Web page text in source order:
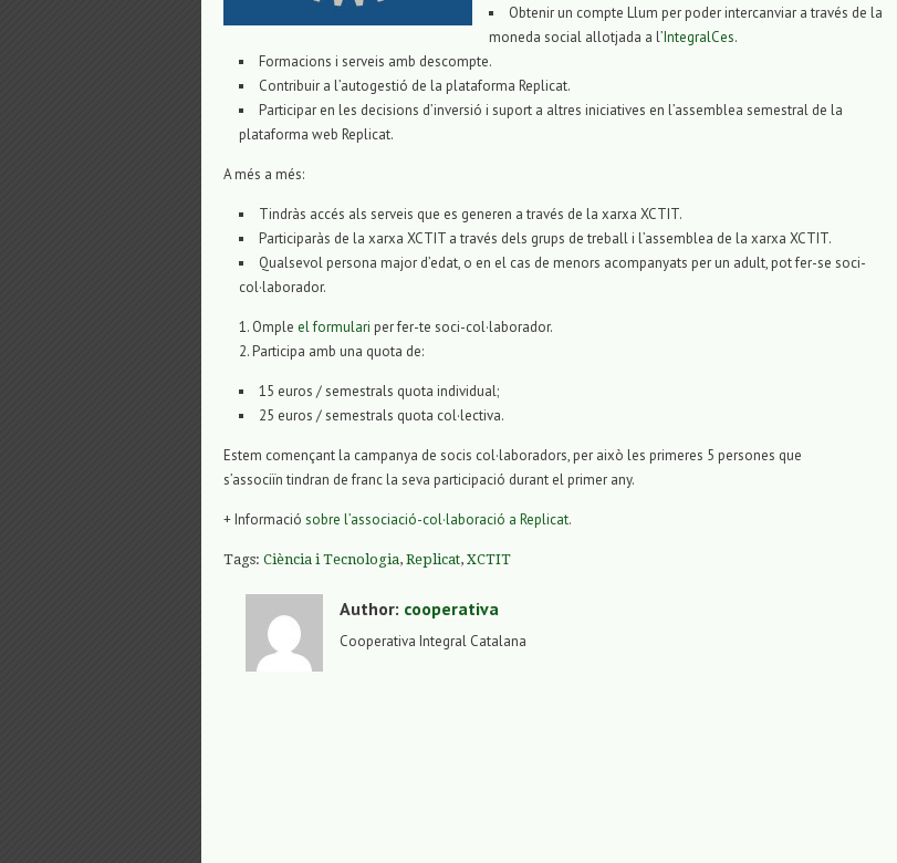
Obtenir un compte Llum per poder intercanviar a través de la
moneda social allotjada a l’IntegralCes.
Formacions i serveis amb descompte.
Contribuir a l’autogestió de la plataforma Replicat.
Participar en les decisions d’inversió i suport a altres iniciatives en l’assemblea semestral de la
plataforma web Replicat.
A més a més:
Tindràs accés als serveis que es generen a través de la xarxa XCTIT.
Participaràs de la xarxa XCTIT a través dels grups de treball i l’assemblea de la xarxa XCTIT.
Qualsevol persona major d’edat, o en el cas de menors acompanyats per un adult, pot fer-se soci-
col·laborador.
Omple el formulari per fer-te soci-col·laborador.
Participa amb una quota de:
15 euros / semestrals quota individual;
25 euros / semestrals quota col·lectiva.
Estem començant la campanya de socis col·laboradors, per això les primeres 5 persones que
s’associïn tindran de franc la seva participació durant el primer any.
+ Informació sobre l’associació-col·laboració a Replicat.
Tags: Ciència i Tecnologia, Replicat, XCTIT
Author: cooperativa
Cooperativa Integral Catalana